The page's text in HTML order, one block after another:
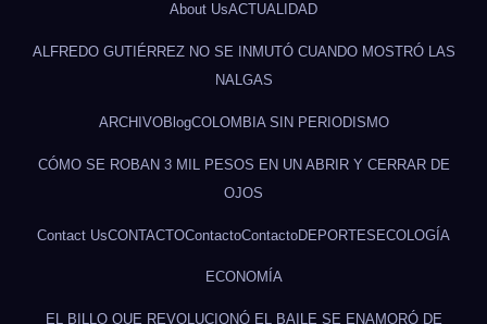
About UsACTUALIDAD
ALFREDO GUTIÉRREZ NO SE INMUTÓ CUANDO MOSTRÓ LAS
NALGAS
ARCHIVOBlogCOLOMBIA SIN PERIODISMO
CÓMO SE ROBAN 3 MIL PESOS EN UN ABRIR Y CERRAR DE
OJOS
Contact UsCONTACTOContactoContactoDEPORTESECOLOGÍA
ECONOMÍA
EL BILLO QUE REVOLUCIONÓ EL BAILE SE ENAMORÓ DE